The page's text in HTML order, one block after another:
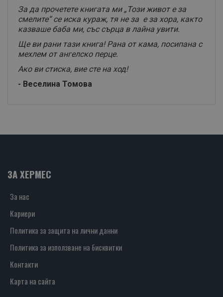
За да прочетете книгата ми „Този живот е за
смелите“ се иска кураж, тя не за е за хора, както
казваше баба ми, със сърца в лайна увити.
Ще ви рани тази книга! Рана от кама, посипана с
мехлем от ангелско перце.
Ако ви стиска, вие сте на ход!
- Веселина Томова
ЗА ХЕРМЕС
За нас
Кариери
Политика за защита на лични данни
Политика за използване на бисквитки
Контакти
Карта на сайта